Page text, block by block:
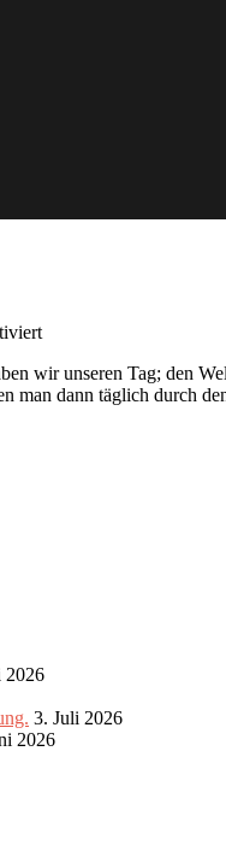
für
4/11:
Jetzt
wir unseren Tag; den
man dann täglich durch
2026
3. Juli 2026
2026